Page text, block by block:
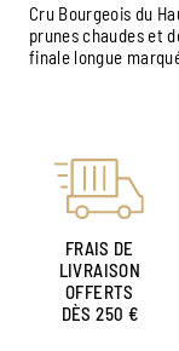
Cru Bourgeois du
prunes chaudes et
finale longue
FRAIS DE
LIVRAISON
OFFERTS
DÈS 250 €